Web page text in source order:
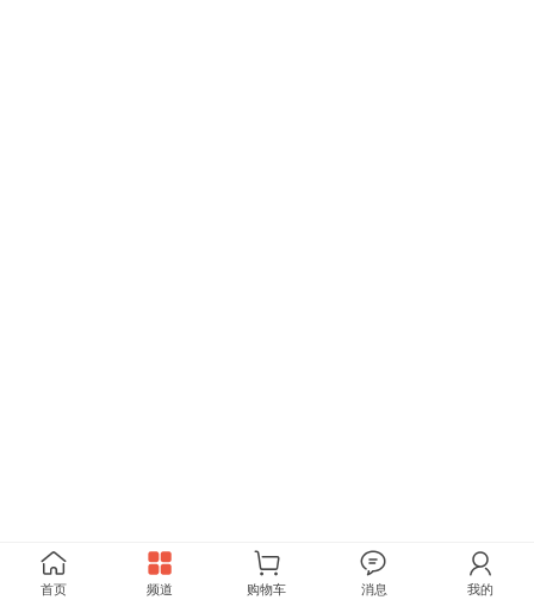
首页 频道 购物车 消息 我的